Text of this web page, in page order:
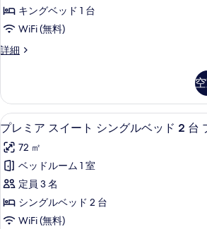
り
込
み
イ
ト
ン
グ
ベ
ッ
ド
1
台
プ
キングベッド 1 台
WiFi (無料)
詳細
プ
ス
イ
ー
キ
ン
グ
ベ
ッ
ド
プ
レ
ミ
ア
ス
イ
プレミア
10
プレミア スイート シングルベッド 2 台
72 ㎡
ベッドルーム 1 室
定員 3 名
シングルベッド 2 台
WiFi (無料)